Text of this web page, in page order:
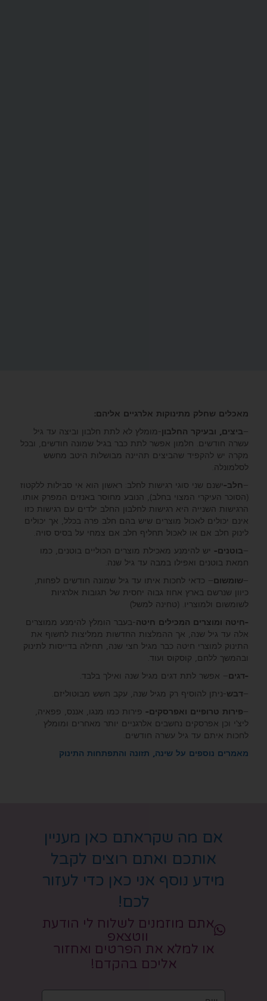
מאכלים שחלק מתינוקות אלרגיים אליהם:
–ביצים, ובעיקר החלבון-מומלץ לא לתת חלבון וביצה עד גיל
עשרה חודשים. חלמון אפשר לתת כבר בגיל שמונה חודשים, ובכל
מקרה יש להקפיד שהביצים תהיינה מבושלות היטב מחשש
לסלמונלה.
–חלב-ישנם שני סוגי רגישות לחלב: ראשון הוא אי סבילות ללקטוז
(הסוכר העיקרי המצוי בחלב), הנובע מחוסר באנזים המפרק אותו.
הרגישות השנייה היא רגישות לחלבון החלב ילדים עם רגישות כזו
אינם יכולים לאכול מוצרים שיש בהם חלב פרה בכלל, אך יכולים
לינוק חלב אם או לאכול תחליף חלב אם צמחי על בסיס סויה.
–בוטנים-יש להימנע מאכילת מוצרים הכוליים בוטנים, כמו
חמאת בוטנים ואפילו במבה עד גיל שנה.
–שומשום– כדאי לחכות איתו עד גיל שמונה חודשים לפחות,
כיוון שנרשם בארץ אחוז גבוה יחסית של תגובות אלרגיות
לשומשום ולמוצריו. (טחינה למשל)
-חיטה ומוצרים המכילים חיטה-בעבר הומלץ להימנע ממוצרים
אלה עד גיל שנה, אך ההמלצות החדשות ממליצות לחשוף את
התינוק למוצרי חיטה כבר מגיל חצי שנה, תחילה בדייסות לתינוק
ובהמשך ללחם, קוסקוס ועוד.
-דגים– אפשר לתת דגים מגיל שנה ואילך בלבד.
–דבש-ניתן להוסיף רק מגיל שנה, עקב חשש מבוטוליזם.
–פירות טרופיים ואפרסקים-פירות כמו מנגו, אננס, פפאיה,
ליצ'י וכן אפרסקים נחשבים אלרגניים יותר מאחרים ומומלץ
לחכות איתם עד גיל עשרה חודשים.
מאמרים נוספים על שינה, תזונה והתפתחות התינוק
אם מה שקראתם כאן מעניין
אותכם ואתם רוצים לקבל
מידע נוסף אני כאן כדי לעזור
לכם!
אתם מוזמנים לשלוח לי הודעת
ווטצאפ
או למלא את הפרטים ואחזור
אליכם בהקדם!